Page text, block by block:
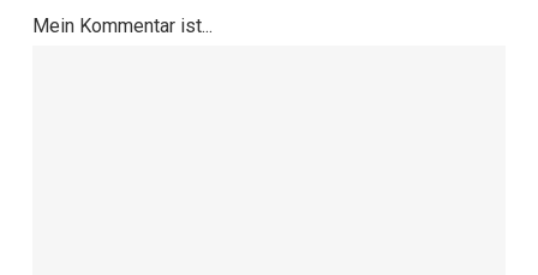
Mein Kommentar ist...